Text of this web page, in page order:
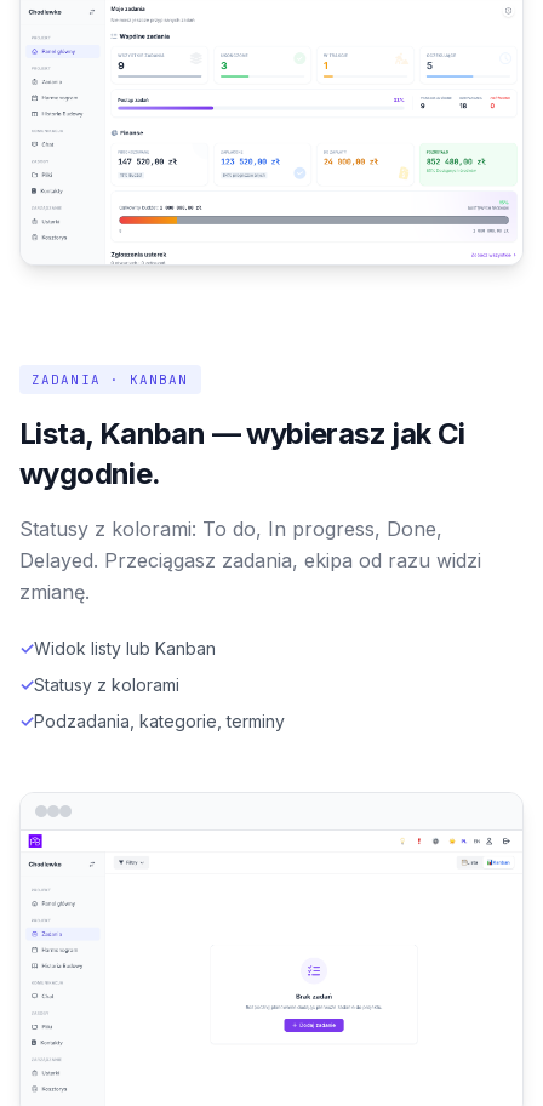
ZADANIA · KANBAN
Lista, Kanban — wybierasz jak Ci
wygodnie.
Statusy z kolorami: To do, In progress, Done,
Delayed. Przeciągasz zadania, ekipa od razu widzi
zmianę.
✓Widok listy lub Kanban
✓Statusy z kolorami
✓Podzadania, kategorie, terminy